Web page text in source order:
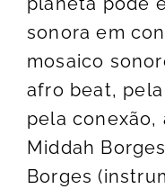
sonora em
mosaico
afro beat,
pela conexão,
Middah
Borges